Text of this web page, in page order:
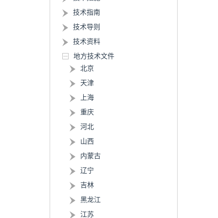
技术指南
技术导则
技术资料
地方技术文件
北京
天津
上海
重庆
河北
山西
内蒙古
辽宁
吉林
黑龙江
江苏